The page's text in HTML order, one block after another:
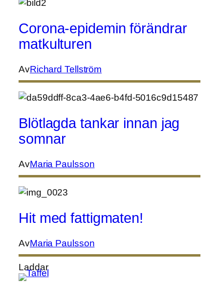
Corona-epidemin förändrar
matkulturen
AvRichard Tellström
Blötlagda tankar innan jag
somnar
AvMaria Paulsson
Hit med fattigmaten!
AvMaria Paulsson
Laddar